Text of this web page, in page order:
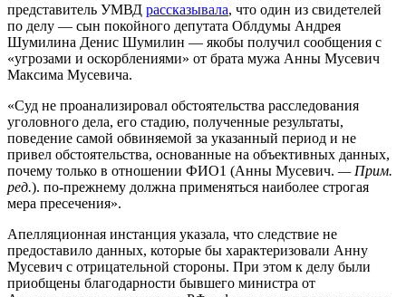
представитель УМВД рассказывала, что один из свидетелей
по делу — сын покойного депутата Облдумы Андрея
Шумилина Денис Шумилин — якобы получил сообщения с
«угрозами и оскорблениями» от брата мужа Анны Мусевич
Максима Мусевича.
«Суд не проанализировал обстоятельства расследования
уголовного дела, его стадию, полученные результаты,
поведение самой обвиняемой за указанный период и не
привел обстоятельства, основанные на объективных данных,
почему только в отношении ФИО1 (Анны Мусевич. — Прим.
ред.). по-прежнему должна применяться наиболее строгая
мера пресечения».
Апелляционная инстанция указала, что следствие не
предоставило данных, которые бы характеризовали Анну
Мусевич с отрицательной стороны. При этом к делу были
приобщены благодарности бывшего министра от